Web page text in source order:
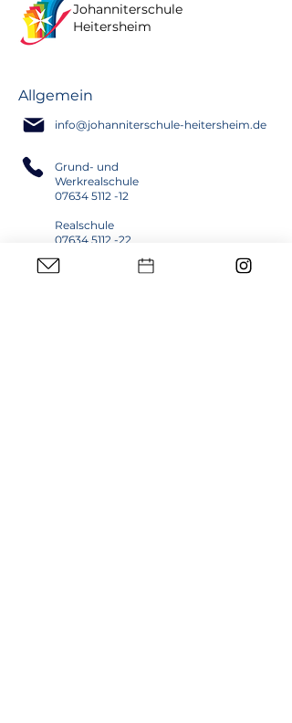
Max macht's möglich -
Sommerfest auf dem
Schulcampus
Johanniterschule
Heitersheim
Allgemein
info@johanniterschule-heitersheim.de
Grund- und
Werkrealschule
07634 5112 -12
Realschule
07634 5112 -22